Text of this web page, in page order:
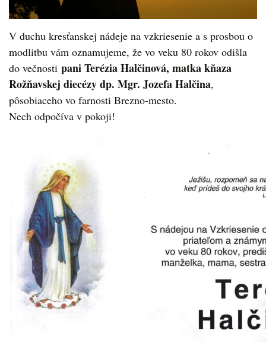
V duchu kresťanskej nádeje na vzkriesenie a s prosbou o
modlitbu vám oznamujeme, že vo veku 80 rokov odišla
do večnosti pani Terézia Halčinová, matka kňaza
Rožňavskej diecézy dp. Mgr. Jozefa Halčina,
pôsobiaceho vo farnosti Brezno-mesto.
Nech odpočíva v pokoji!